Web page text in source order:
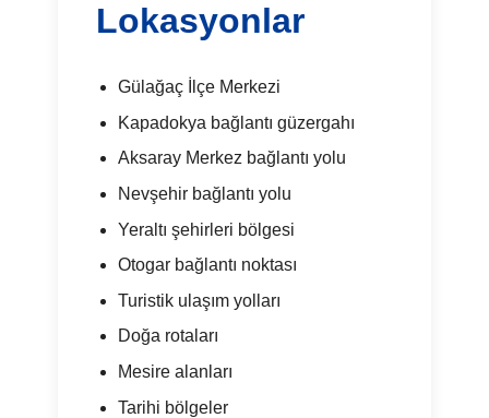
Lokasyonlar
Gülağaç İlçe Merkezi
Kapadokya bağlantı güzergahı
Aksaray Merkez bağlantı yolu
Nevşehir bağlantı yolu
Yeraltı şehirleri bölgesi
Otogar bağlantı noktası
Turistik ulaşım yolları
Doğa rotaları
Mesire alanları
Tarihi bölgeler